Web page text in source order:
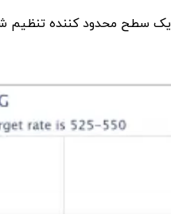
محدود کننده تنظیم